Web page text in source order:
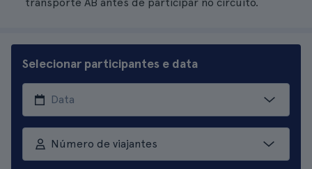
Selecionar participantes e data
Número de viajantes